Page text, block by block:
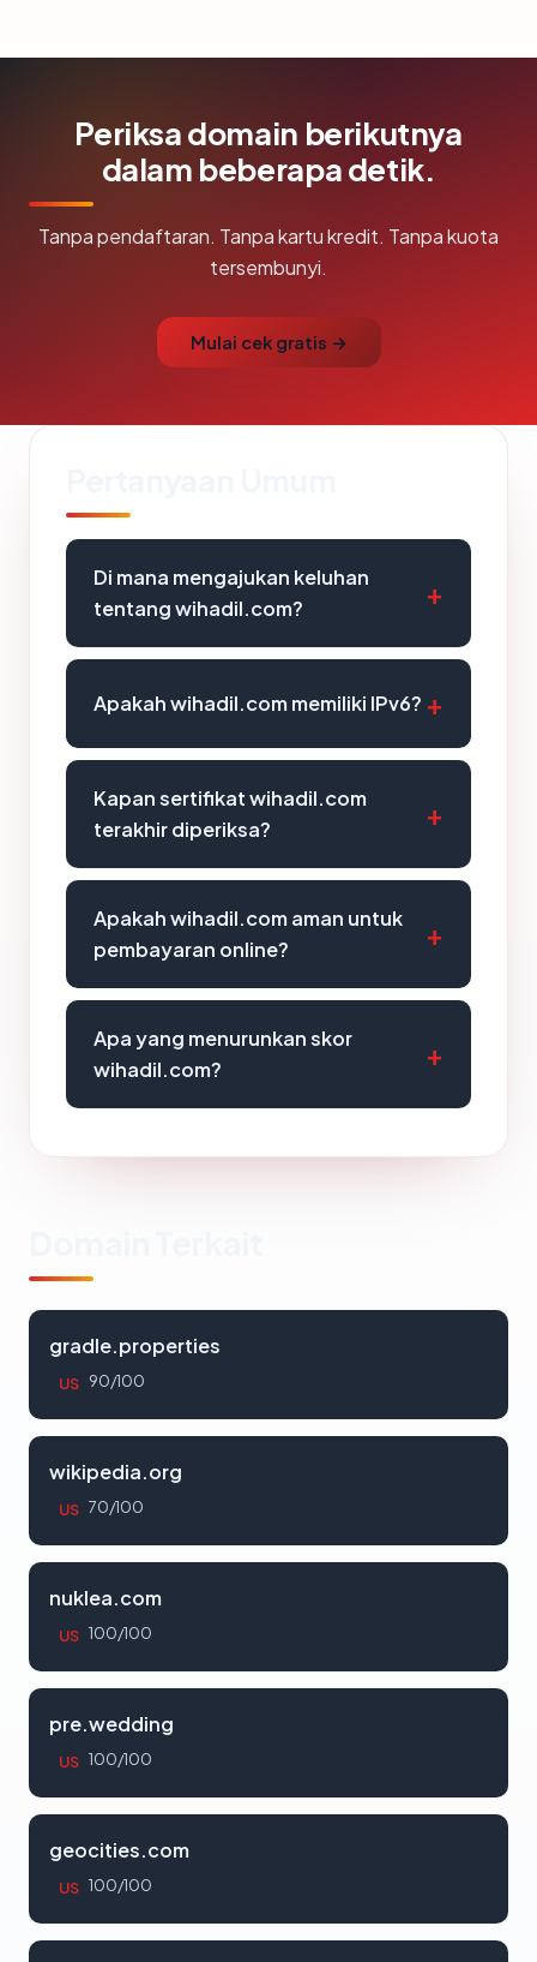
Periksa domain berikutnya
dalam beberapa detik.
Tanpa pendaftaran. Tanpa kartu kredit. Tanpa kuota
tersembunyi.
Mulai cek gratis →
Di mana mengajukan keluhan
tentang wihadil.com?
Apakah wihadil.com memiliki IPv6?
Kapan sertifikat wihadil.com
terakhir diperiksa?
Apakah wihadil.com aman untuk
pembayaran online?
Apa yang menurunkan skor
wihadil.com?
gradle.properties
US 90/100
wikipedia.org
US 70/100
nuklea.com
US 100/100
pre.wedding
US 100/100
geocities.com
US 100/100